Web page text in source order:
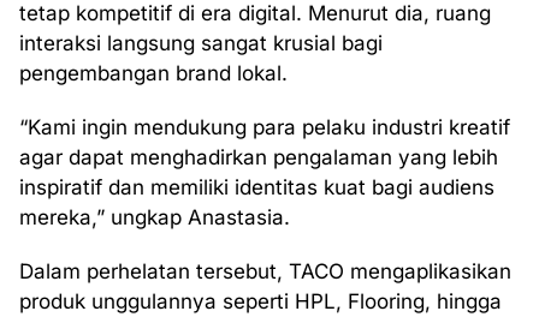
tetap kompetitif di era digital. Menurut dia, ruang
interaksi langsung sangat krusial bagi
pengembangan brand lokal.
“Kami ingin mendukung para pelaku industri kreatif
agar dapat menghadirkan pengalaman yang lebih
inspiratif dan memiliki identitas kuat bagi audiens
mereka,” ungkap Anastasia.
Dalam perhelatan tersebut, TACO mengaplikasikan
produk unggulannya seperti HPL, Flooring, hingga